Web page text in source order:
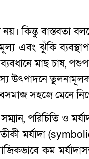
কিন্তু বাস্তবতা
এবং ঝুঁকি
মাছ চাষ,
উৎপাদনে
সহজে মেনে
পরিচিতি ও
মর্যাদা
কম